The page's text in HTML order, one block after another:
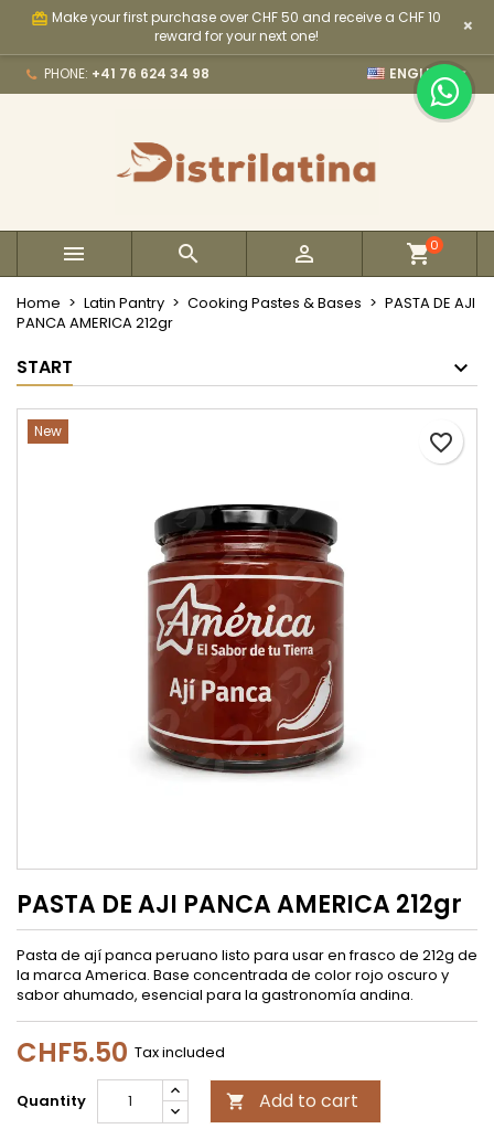
card_giftcard Make your first purchase over CHF 50 and receive a CHF 10
reward for your next one!
×
PHONE: +41 76 624 34 98 ENGLISH 
   0
Home Latin Pantry Cooking Pastes & Bases
PASTA DE AJI
PANCA AMERICA 212gr
START
New
PASTA DE AJI PANCA AMERICA 212gr
Pasta de ají panca peruano listo para usar en frasco de 212g de
la marca America. Base concentrada de color rojo oscuro y
sabor ahumado, esencial para la gastronomía andina.
CHF5.50 Tax included
Quantity  Add to cart
favorite_border
My wishlists ×
add_circle_outline Create new list
Create wishlist ×
×
You need to be logged in to save products in your
Cancel